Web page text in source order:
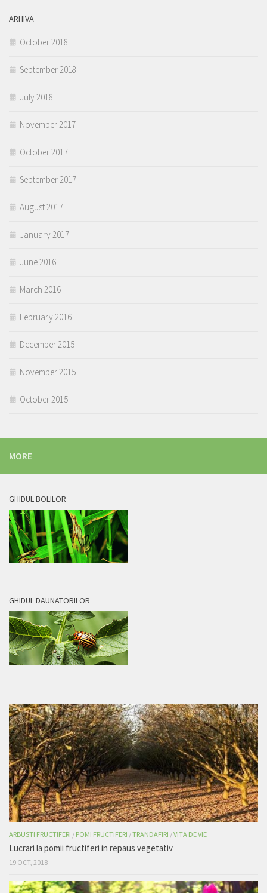
ARHIVA
October 2018
September 2018
July 2018
November 2017
October 2017
September 2017
August 2017
January 2017
June 2016
March 2016
February 2016
December 2015
November 2015
October 2015
MORE
GHIDUL BOLILOR
GHIDUL DAUNATORILOR
ARBUSTI FRUCTIFERI / POMI FRUCTIFERI /TRANDAFIRI /VITA DE VIE
Lucrari la pomii fructiferi in repaus vegetativ
19 OCT, 2018